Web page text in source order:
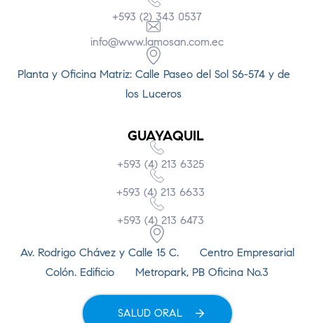
+593 (2) 343 0537
info@www.lamosan.com.ec
Planta y Oficina Matriz: Calle Paseo del Sol S6-574 y de
los Luceros
GUAYAQUIL
+593 (4) 213 6325
+593 (4) 213 6633
+593 (4) 213 6473
Av. Rodrigo Chávez y Calle 15 C. Centro Empresarial
Colón. Edificio Metropark, PB Oficina No.3
SALUD ORAL